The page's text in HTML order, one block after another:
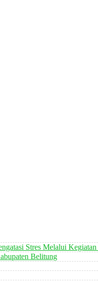
Stres Melalui
Belitung